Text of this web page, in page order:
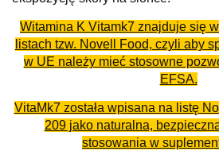
Witamina K Vitamk7 znajduje się
listach tzw. Novell Food, czyli aby
w UE należy mieć stosowne
EFSA.
VitaMk7 została wpisana na listę
209 jako naturalna,
stosowania w